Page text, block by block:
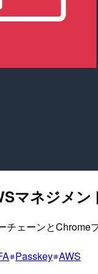
マネジメ
ェーンと
Passkey AWS